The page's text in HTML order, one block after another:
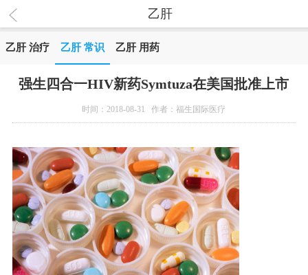
乙肝
乙肝 治疗 乙肝 常识 乙肝 用药
强生四合一HIV新药Symtuza在美国批准上市
时间：2018-08-31 作者：福生国际医疗